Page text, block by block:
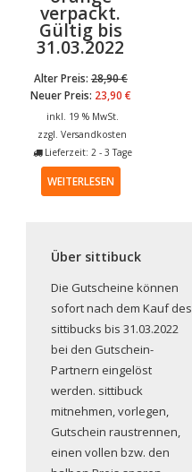
verpackt.
Gültig bis
31.03.2022
Alter Preis: 28,90€
Neuer Preis: 23,90 €
inkl. 19 % MwSt.
zzgl.Versandkosten
Lieferzeit: 2 - 3 Tage
WEITERLESEN
Über sittibuck
Die Gutscheine können
sofort nach dem Kauf des
sittibucks bis 31.03.2022
bei den Gutschein-
Partnern eingelöst
werden. sittibuck
mitnehmen, vorlegen,
Gutschein raustrennen,
einen vollen bzw. den